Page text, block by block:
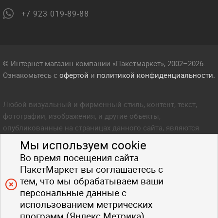
Мы используем cookie
Во время посещения сайта
ПакетМаркет вы соглашаетесь с
тем, что мы обрабатываем ваши
персональные данные с
использованием метрических
+7 923 019-89-88
© Интернет-магазин компании «Пакетмаркет», 2002–2026.
Ознакомьтесь с офертой и политикой конфиденциальности.
Любой визуальный и фирменный стиль, контент, текст,
фотографии, изображения, и другие объекты,
опубликованные на страницах данного сайта, являются
объектом прав интеллектуальной собственности компании
Пакетмаркет. Любое копирование стиля, контента, текста,
фотографий, изображений и других объектов данного сайта
запрещено.